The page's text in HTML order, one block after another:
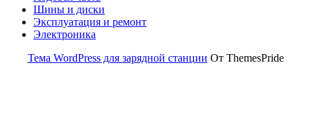
Шины и диски
Эксплуатация и ремонт
Электроника
Тема WordPress для зарядной станции От ThemesPride